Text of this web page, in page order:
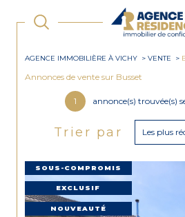
AGENCE IMMOBILIÈRE À VICHY VENTE
Annonces de vente sur Busset
1 annonce(s) trouvée(s)
Trier par Les plus
SOUS-COMPROMIS
EXCLUSIF
NOUVEAUTÉ